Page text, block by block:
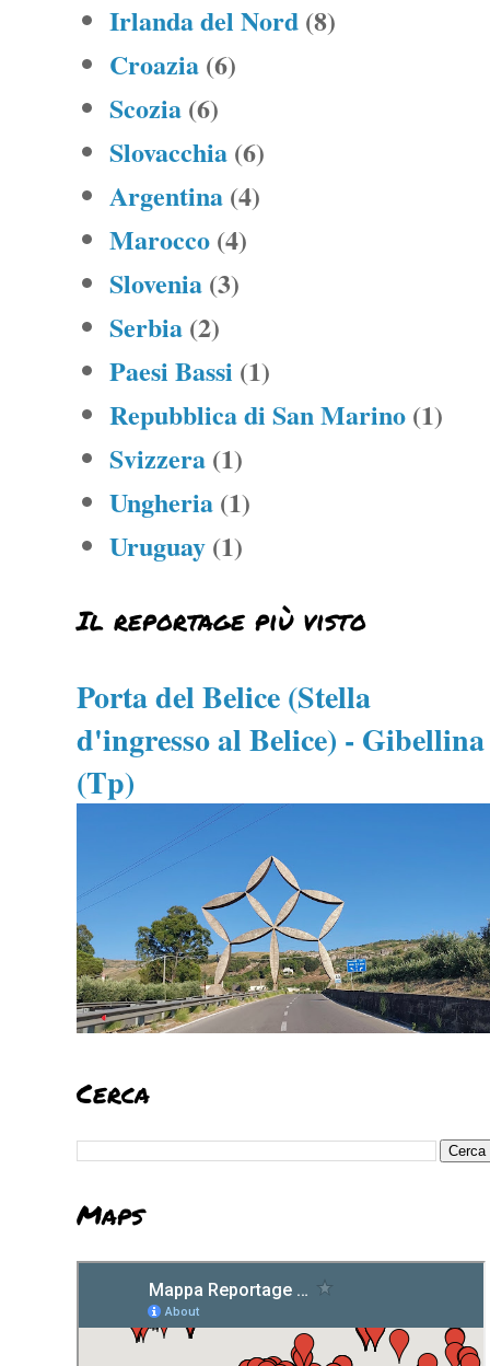
Irlanda del Nord (8)
Croazia (6)
Scozia (6)
Slovacchia (6)
Argentina (4)
Marocco (4)
Slovenia (3)
Serbia (2)
Paesi Bassi (1)
Repubblica di San Marino (1)
Svizzera (1)
Ungheria (1)
Uruguay (1)
Il reportage più visto
Porta del Belice (Stella
d'ingresso al Belice) - Gibellina
(Tp)
Cerca
Maps